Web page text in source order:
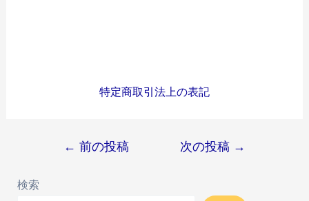
特定商取引法上の表記
← 前の投稿 次の投稿 →
検索